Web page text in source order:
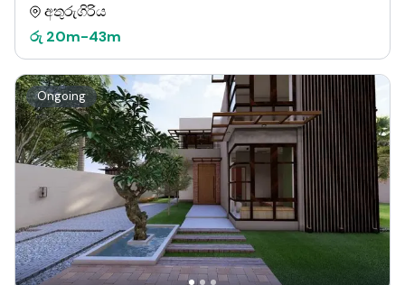
අතුරුගිරිය
රු 20m-43m
Ongoing